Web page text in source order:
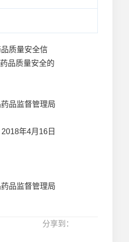
质量安全信
品质量安全的
管理局
日
品监督管理局
分享到：